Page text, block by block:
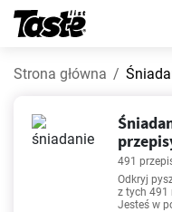
Strona główna
491
Odkryj
z tych 491
Jesteś w